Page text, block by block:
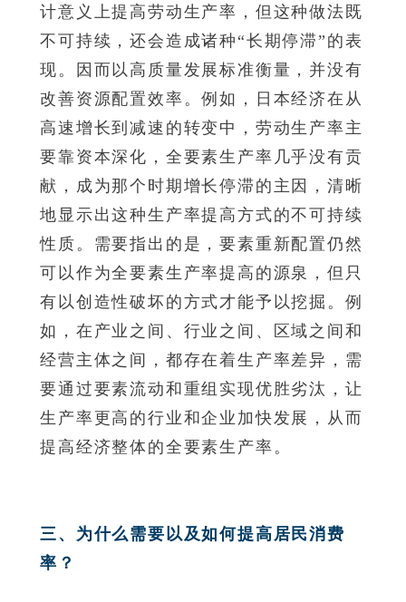
计意义上提高劳动生产率，但这种做法既
不可持续，还会造成诸种“长期停滞”的表
现。因而以高质量发展标准衡量，并没有
改善资源配置效率。例如，日本经济在从
高速增长到减速的转变中，劳动生产率主
要靠资本深化，全要素生产率几乎没有贡
献，成为那个时期增长停滞的主因，清晰
地显示出这种生产率提高方式的不可持续
性质。需要指出的是，要素重新配置仍然
可以作为全要素生产率提高的源泉，但只
有以创造性破坏的方式才能予以挖掘。例
如，在产业之间、行业之间、区域之间和
经营主体之间，都存在着生产率差异，需
要通过要素流动和重组实现优胜劣汰，让
生产率更高的行业和企业加快发展，从而
提高经济整体的全要素生产率。
三、为什么需要以及如何提高居民消费
率？